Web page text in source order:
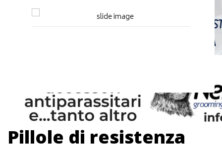
Pillole di resistenza